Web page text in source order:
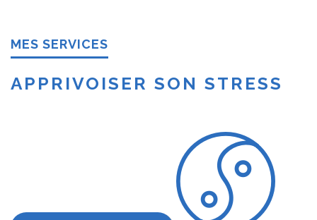
MES SERVICES
APPRIVOISER SON STRESS